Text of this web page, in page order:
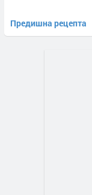
Предишна рецепта